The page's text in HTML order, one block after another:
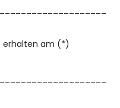
erhalten am (*)